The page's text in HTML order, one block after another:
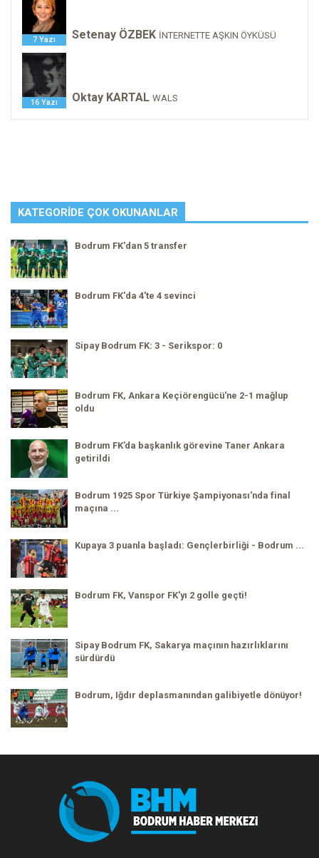
7 Yazı Setenay ÖZBEK İNTERNETTE AŞKIN ÖYKÜSÜ
16 Yazı Oktay KARTAL WALS
KATEGORIDE ÇOK OKUNANLAR
Bodrum FK'dan 5 transfer
Bodrum FK'da 4'te 4 sevinci
Sipay Bodrum FK: 3 - Serikspor: 0
Bodrum FK, Ankara Keçiörengücü'ne 2-1 mağlup
oldu
Bodrum FK’da başkanlık görevine Taner Ankara
getirildi
Bodrum 1925 Spor Türkiye Şampiyonası'nda final
maçına ...
Kupaya 3 puanla başladı: Gençlerbirliği - Bodrum ...
Bodrum FK, Vanspor FK'yı 2 golle geçti!
Sipay Bodrum FK, Sakarya maçının hazırlıklarını
sürdürdü
Bodrum, Iğdır deplasmanından galibiyetle dönüyor!